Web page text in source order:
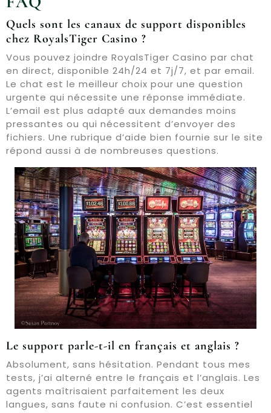
Quels sont les canaux de support disponibles
chez RoyalsTiger Casino ?
Vous pouvez joindre RoyalsTiger Casino par chat
en direct, disponible 24h/24 et 7j/7, et par email.
Le chat est le meilleur choix pour une question
urgente qui nécessite une réponse immédiate.
L’email est plus adapté aux demandes moins
pressantes ou qui nécessitent d’envoyer des
fichiers. Une rubrique d’aide bien fournie sur le site
répond aussi à de nombreuses questions.
Le support parle-t-il en français et anglais ?
Absolument, sans hésitation. Pendant tous mes
tests, j’ai alterné entre le français et l’anglais. Les
agents maîtrisaient parfaitement les deux
langues, sans faute ni confusion. C’est essentiel